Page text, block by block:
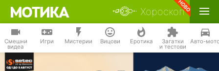
Хороскоп
Смешни
видеа
Игри Мистерии Вицови Еротика Загатки
и тестови
Авто-